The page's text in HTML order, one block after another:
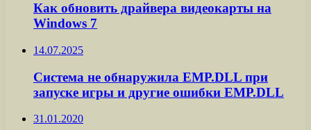
Как обновить драйвера видеокарты на
Windows 7
14.07.2025
Система не обнаружила EMP.DLL при
запуске игры и другие ошибки EMP.DLL
31.01.2020